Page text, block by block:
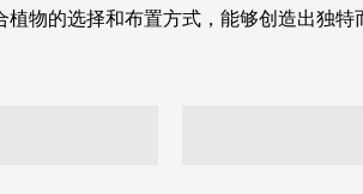
物的选择和布置方式，能够创造出独特